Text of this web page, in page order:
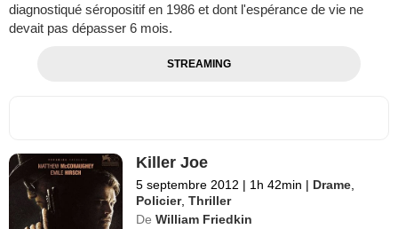
diagnostiqué séropositif en 1986 et dont l'espérance de vie ne
devait pas dépasser 6 mois.
STREAMING
Killer Joe
5 septembre 2012 | 1h 42min | Drame
Policier,Thriller
De William Friedkin